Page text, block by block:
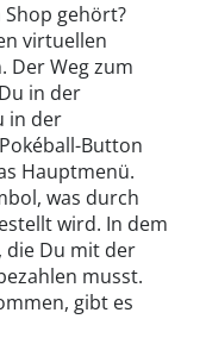
gehört?
virtuellen
Der Weg zum
in der
in der
Button
Hauptmenü.
was durch
wird. In dem
die Du mit der
musst.
gibt es